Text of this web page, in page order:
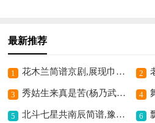
最新推荐
1 花木兰简谱京剧,展现巾帼英雄气 2
3 秀姑生来真是苦(杨乃武与小白菜选段)简谱京剧,展现悲苦人物命运 4
5 北斗七星共南辰简谱,豫剧韵味独特 6